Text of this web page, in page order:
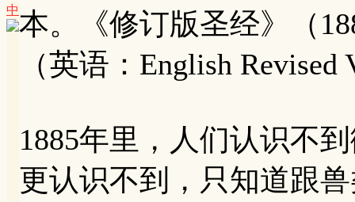
中本。《修订版圣经》（
（英语：English Revised
1885年里，人们认识不
更认识不到，只知道跟